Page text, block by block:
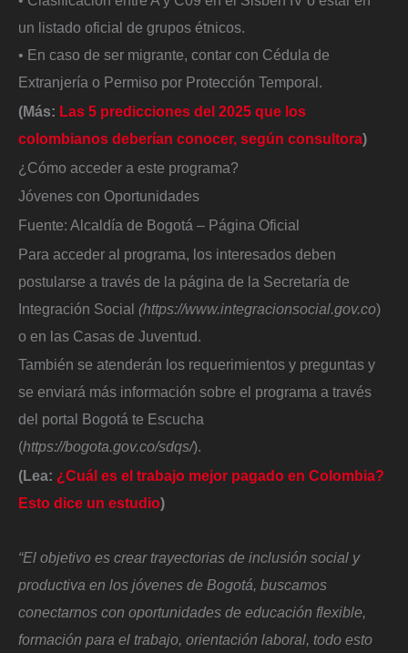
un listado oficial de grupos étnicos.
• En caso de ser migrante, contar con Cédula de
Extranjería o Permiso por Protección Temporal.
(Más: Las 5 predicciones del 2025 que los
colombianos deberían conocer, según consultora)
¿Cómo acceder a este programa?
Jóvenes con Oportunidades
Fuente: Alcaldía de Bogotá – Página Oficial
Para acceder al programa, los interesados deben
postularse a través de la página de la Secretaría de
Integración Social (https://www.integracionsocial.gov.co)
o en las Casas de Juventud.
También se atenderán los requerimientos y preguntas y
se enviará más información sobre el programa a través
del portal Bogotá te Escucha
(https://bogota.gov.co/sdqs/).
(Lea: ¿Cuál es el trabajo mejor pagado en Colombia?
Esto dice un estudio)
“El objetivo es crear trayectorias de inclusión social y
productiva en los jóvenes de Bogotá, buscamos
conectarnos con oportunidades de educación flexible,
formación para el trabajo, orientación laboral, todo esto